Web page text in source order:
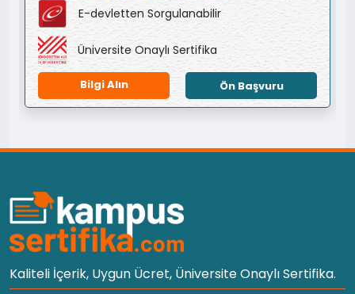
E-devletten Sorgulanabilir
Üniversite Onaylı Sertifika
Bilgi Alın Ön Başvuru
Kaliteli İçerik, Uygun Ücret, Üniversite Onaylı Sertifika.